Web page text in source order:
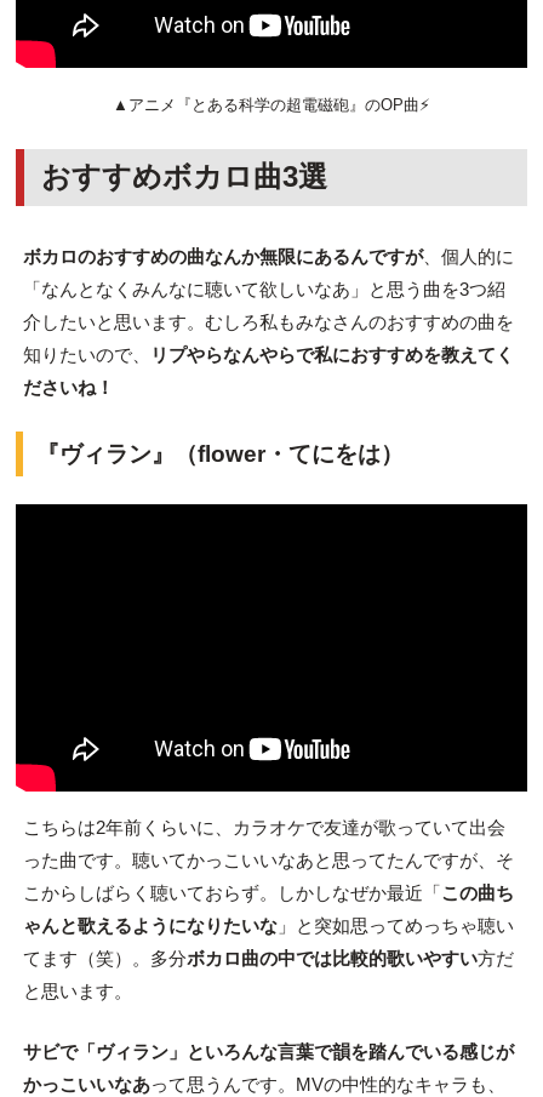
▲アニメ『とある科学の超電磁砲』のOP曲⚡
おすすめボカロ曲3選
ボカロのおすすめの曲なんか無限にあるんですが、個人的に
「なんとなくみんなに聴いて欲しいなあ」と思う曲を3つ紹
介したいと思います。むしろ私もみなさんのおすすめの曲を
知りたいので、
リプやらなんやらで私におすすめを教えてく
ださいね！
『ヴィラン』（flower・てにをは）
こちらは2年前くらいに、カラオケで友達が歌っていて出会
った曲です。聴いてかっこいいなあと思ってたんですが、そ
こからしばらく聴いておらず。しかしなぜか最近「この曲ち
ゃんと歌えるようになりたいな」と突如思ってめっちゃ聴い
てます（笑）。多分ボカロ曲の中では比較的歌いやすい方だ
と思います。
サビで「ヴィラン」といろんな言葉で韻を踏んでいる感じが
かっこいいなあって思うんです。MVの中性的なキャラも、